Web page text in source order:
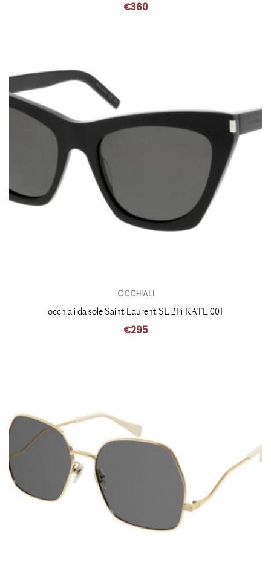
€360
OCCHIALI
occhiali da sole Saint Laurent SL 214 KATE 001
€295